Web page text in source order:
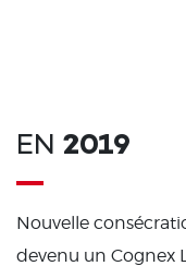
EN 2019
Nouvelle
devenu un Cognex